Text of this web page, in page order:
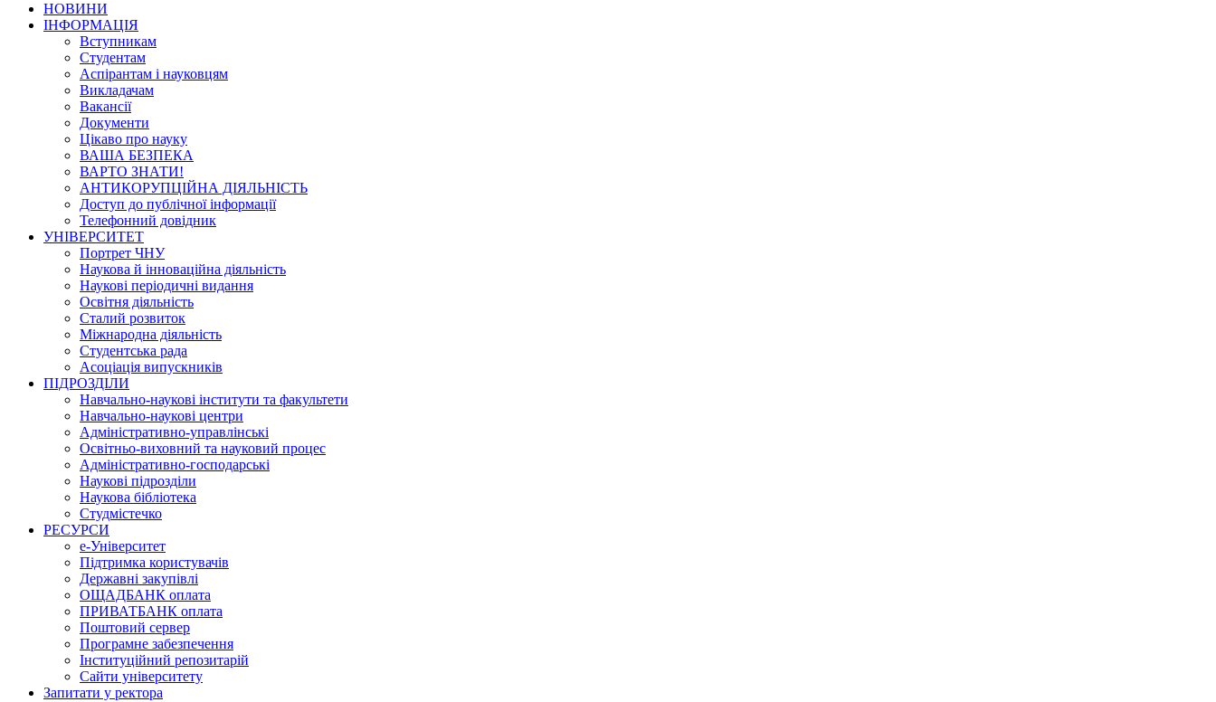
НОВИНИ
ІНФОРМАЦІЯ
Вступникам
Студентам
Аспірантам і науковцям
Викладачам
Вакансії
Документи
Цікаво про науку
ВАША БЕЗПЕКА
ВАРТО ЗНАТИ!
АНТИКОРУПЦІЙНА ДІЯЛЬНІСТЬ
Доступ до публічної інформації
Телефонний довідник
УНІВЕРСИТЕТ
Портрет ЧНУ
Наукова й інноваційна діяльність
Наукові періодичні видання
Освітня діяльність
Сталий розвиток
Міжнародна діяльність
Студентська рада
Асоціація випускників
ПІДРОЗДІЛИ
Навчально-наукові інститути та факультети
Навчально-наукові центри
Адміністративно-управлінські
Освітньо-виховний та науковий процес
Адміністративно-господарські
Наукові підрозділи
Наукова бібліотека
Студмістечко
РЕСУРСИ
е-Університет
Підтримка користувачів
Державні закупівлі
ОЩАДБАНК оплата
ПРИВАТБАНК оплата
Поштовий сервер
Програмне забезпечення
Інституційний репозитарій
Сайти університету
Запитати у ректора